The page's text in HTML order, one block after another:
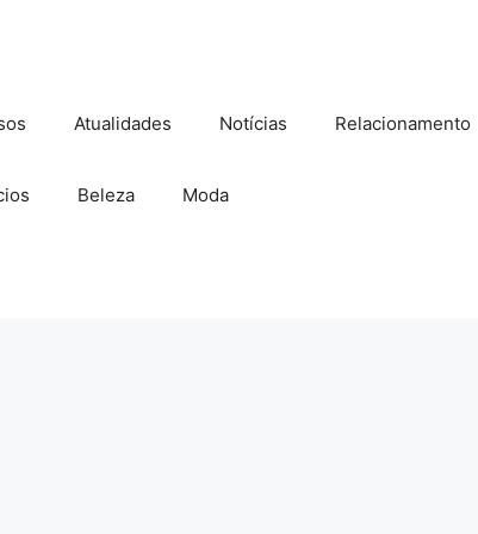
Atualidades Notícias Relacionamento
Beleza Moda